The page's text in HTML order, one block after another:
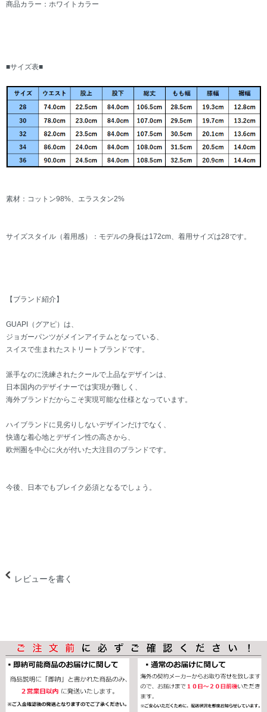
商品カラー：ホワイトカラー
■サイズ表■
素材：コットン98%、エラスタン2%
サイズスタイル（着用感）：モデルの身長は172cm、着用サイズは28です。
【ブランド紹介】
GUAPI（グアピ）は、
ジョガーパンツがメインアイテムとなっている、
スイスで生まれたストリートブランドです。
派手なのに洗練されたクールで上品なデザインは、
日本国内のデザイナーでは実現が難しく、
海外ブランドだからこそ実現可能な仕様となっています。
ハイブランドに見劣りしないデザインだけでなく、
快適な着心地とデザイン性の高さから、
欧州圏を中心に火が付いた大注目のブランドです。
今後、日本でもブレイク必須となるでしょう。
レビューを書く